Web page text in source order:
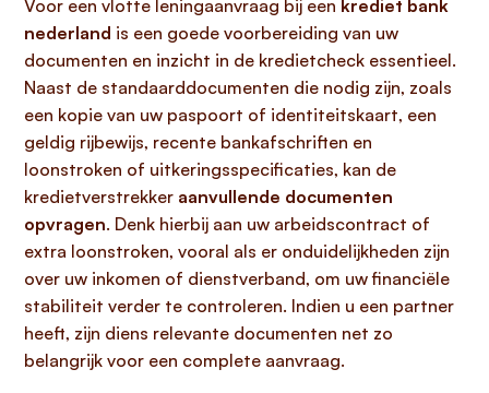
Voor een vlotte leningaanvraag bij een krediet bank
nederland is een goede voorbereiding van uw
documenten en inzicht in de kredietcheck essentieel.
Naast de standaarddocumenten die nodig zijn, zoals
een kopie van uw paspoort of identiteitskaart, een
geldig rijbewijs, recente bankafschriften en
loonstroken of uitkeringsspecificaties, kan de
kredietverstrekker aanvullende documenten
opvragen. Denk hierbij aan uw arbeidscontract of
extra loonstroken, vooral als er onduidelijkheden zijn
over uw inkomen of dienstverband, om uw financiële
stabiliteit verder te controleren. Indien u een partner
heeft, zijn diens relevante documenten net zo
belangrijk voor een complete aanvraag.